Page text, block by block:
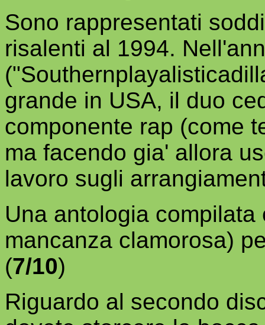
Sono rappresentati
risalenti al 1994.
grande in USA, il duo
componente rap (come
ma facendo gia' allora
lavoro sugli
Una antologia
mancanza clamorosa)
(7/10)
Riguardo al secondo